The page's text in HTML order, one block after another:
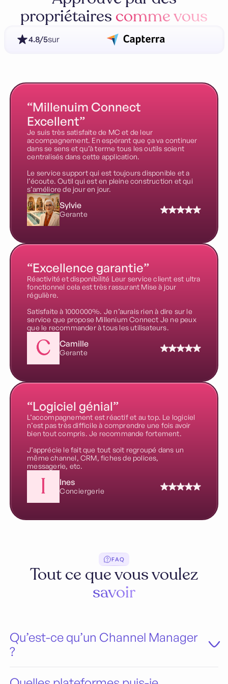
propriétaires comme vous
4.8/5sur
“Millenuim Connect
Excellent”
Je suis très satisfaite de MC et de leur
accompagnement. En espérant que ça va continuer
dans se sens et qu’à terme tous les outils soient
centralisés dans cette application.
Le service support qui est toujours disponible et a
l’écoute. Outil qui est en pleine construction et qui
s’améliore de jour en jour.
Sylvie
Gerante
“Excellence garantie”
Réactivité et disponibilité Leur service client est ultra
fonctionnel cela est très rassurant Mise à jour
régulière.
Satisfaite à 1000000%. Je n’aurais rien à dire sur le
service que propose Millenium Connect Je ne peux
que le recommander à tous les utilisateurs.
Camille
Gerante
“Logiciel génial”
L’accompagnement est réactif et au top. Le logiciel
n’est pas très difficile à comprendre une fois avoir
bien tout compris. Je recommande fortement.
J’apprécie le fait que tout soit regroupé dans un
même channel, CRM, fiches de polices,
messagerie, etc.
Ines
Conciergerie
FAQ
Tout ce que vous voulez
savoir
Qu’est-ce qu’un Channel Manager
?
disponibilités, réservations et tarifs sur plusieurs plateformes